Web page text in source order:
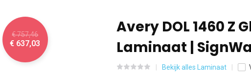
€ 757,46
€ 637,03
Avery DOL 1460 Z
Laminaat |
Bekijk alles Laminaat